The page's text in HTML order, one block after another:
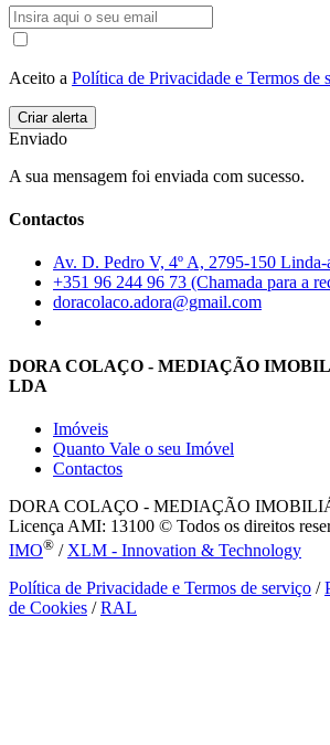
Aceito a Política de Privacidade e Termos de
Enviado
A sua mensagem foi enviada com sucesso.
Contactos
Av. D. Pedro V, 4º A, 2795-150 Linda-
+351 96 244 96 73 (Chamada para a
doracolaco.adora@gmail.com
DORA COLAÇO - MEDIAÇÃO
LDA
Imóveis
Quanto Vale o seu Imóvel
Contactos
DORA COLAÇO - MEDIAÇÃO
Licença AMI: 13100 © Todos os direitos
IMO® / XLM - Innovation & Technology
Política de Privacidade e Termos de serviço /
de Cookies /RAL